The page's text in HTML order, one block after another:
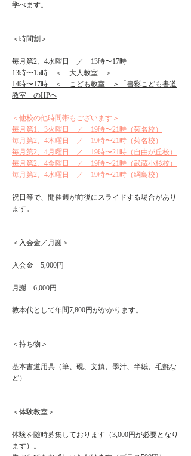
学べます。
＜時間割＞
毎月第2、4水曜日 ／ 13時〜17時
13時〜15時 ＜ 大人教室 ＞
14時〜17時 ＜ こども教室 ＞「書彩こども書道
教室」のHPヘ
＜他校の他時間帯もございます＞
毎月第1、3火曜日 ／ 19時〜21時（菊名校）
毎月第2、4木曜日 ／ 19時〜21時（菊名校）
毎月第2、4月曜日 ／ 19時〜21時（自由が丘校）
​​毎月第2、4金曜日 ／ 19時〜21時（武蔵小杉校）
​毎月第2、4水曜日 ／ 19時〜21時（綱島校）
祝日等で、開催週が前後にスライドする場合があり
ます。
＜入会金／月謝＞
入会金 5,000円
月謝 6,000円
教本代として年間7,800円がかかります。
＜持ち物＞
基本書道用具（筆、硯、文鎮、墨汁、半紙、毛氈な
ど）
＜体験教室＞
体験を随時募集しております（3,000円が必要となり
ます）。